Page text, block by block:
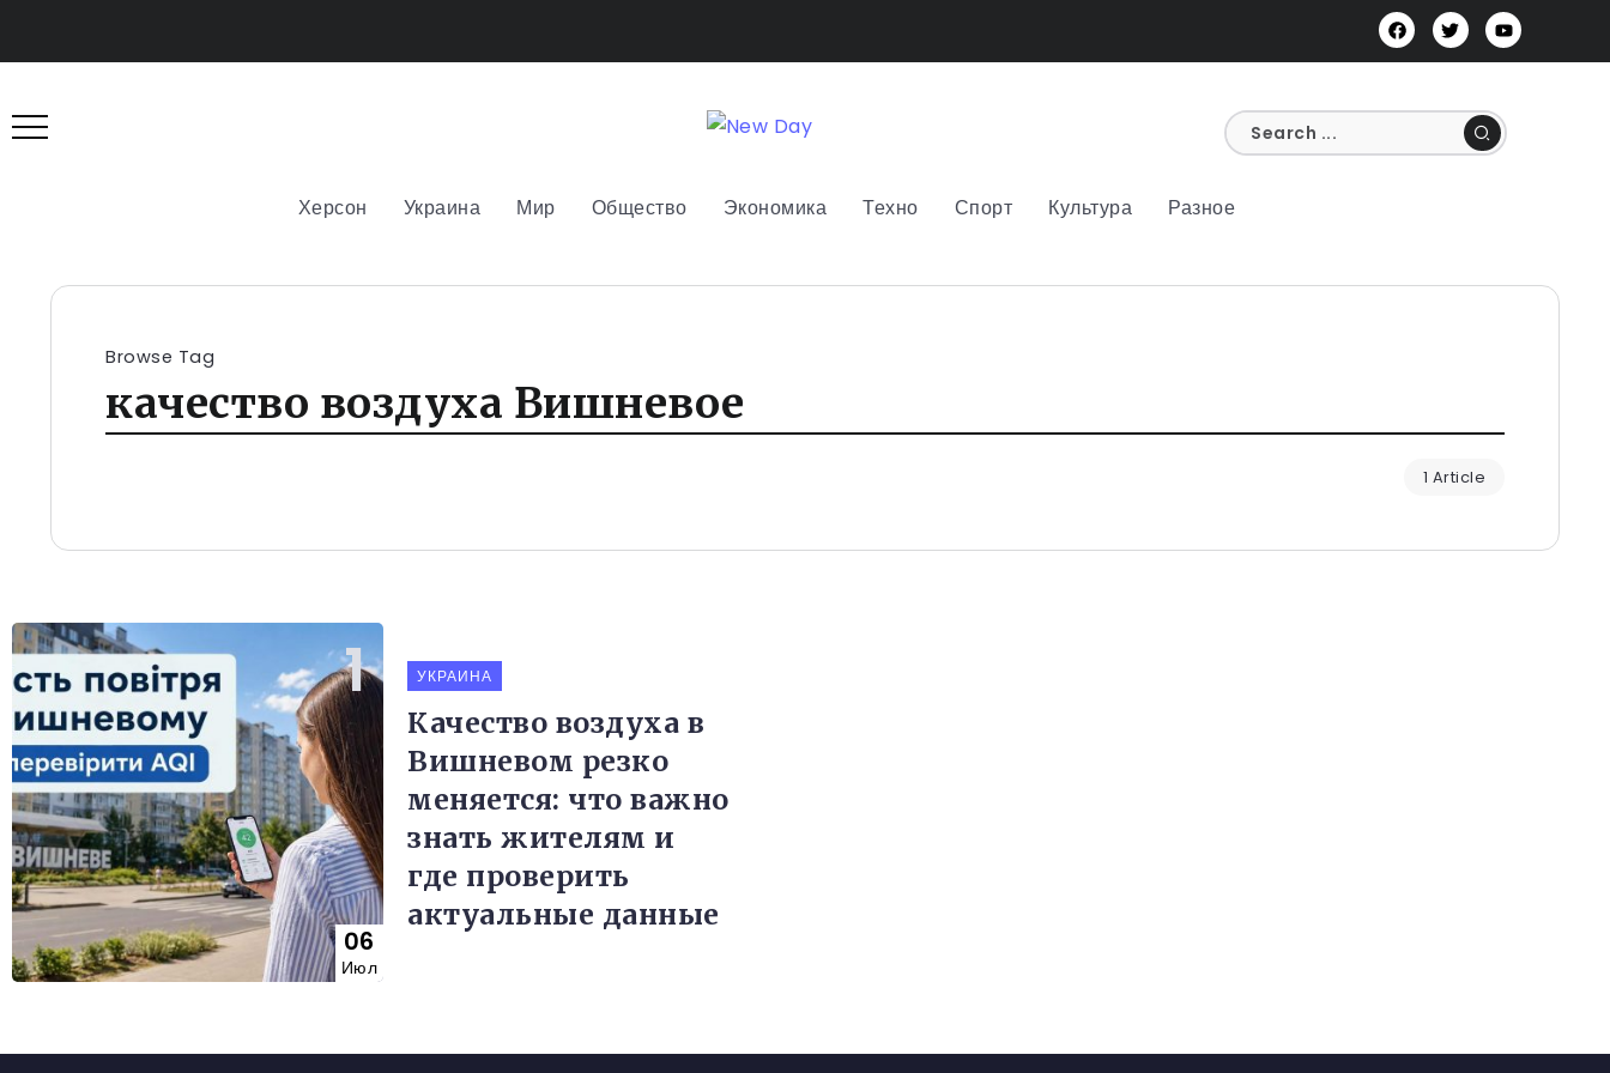
Херсон Украина Мир Общество Экономика Техно Спорт Культура Разное
Browse Tag
качество воздуха Вишневое
1 Article
06
Июл
УКРАИНА
Качество воздуха в
Вишневом резко
меняется: что важно
знать жителям и
где проверить
актуальные данные